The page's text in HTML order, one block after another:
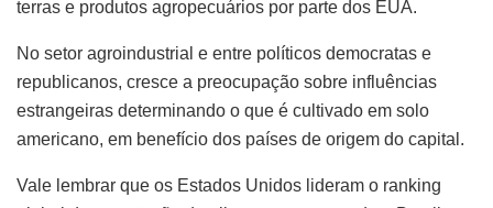
terras e produtos agropecuários por parte dos EUA.
No setor agroindustrial e entre políticos democratas e
republicanos, cresce a preocupação sobre influências
estrangeiras determinando o que é cultivado em solo
americano, em benefício dos países de origem do capital.
Vale lembrar que os Estados Unidos lideram o ranking